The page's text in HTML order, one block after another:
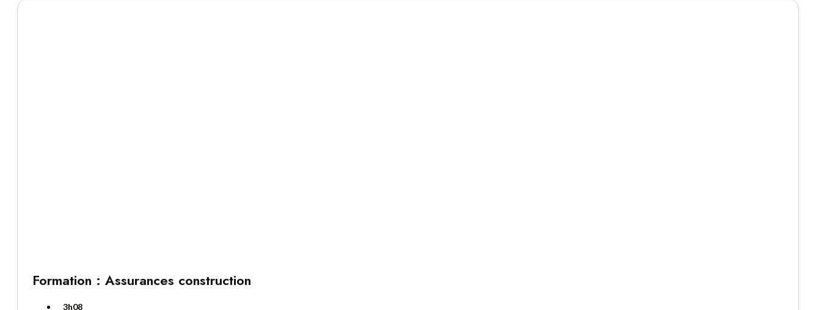
Formation : Assurances construction
3h08